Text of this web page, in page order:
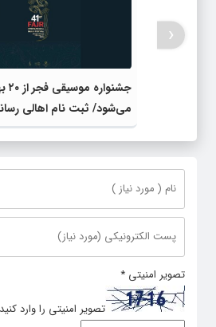
می‌شود/ ثبت نام اهالی
‹
تصویر امنیتی *
تصویر امنیتی را وارد